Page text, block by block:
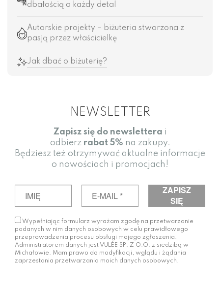
dbałością o każdy detal
Autorskie projekty – biżuteria stworzona z
pasją przez właścicielkę
Jak dbać o biżuterię?
NEWSLETTER
Zapisz się do newslettera i
odbierz rabat 5% na zakupy.
Będziesz też otrzymywać aktualne informacje
o nowościach i promocjach!
Wypełniając formularz wyrażam zgodę na przetwarzanie
podanych w nim danych osobowych w celu prawidłowego
przeprowadzenia procesu obsługi mojego zgłoszenia.
Administratorem danych jest VULÉE SP. Z O.O. z siedzibą w
Michałowie. Mam prawo do modyfikacji, wglądu i żądania
zaprzestania przetwarzania moich danych osobowych.